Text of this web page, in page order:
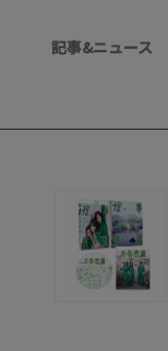
記事&ニュース